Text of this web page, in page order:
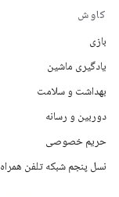
کاوش
بازی
یادگیری ماشین
بهداشت و سلامت
دوربین و رسانه
حریم خصوصی
نسل پنجم شبکه تلفن همراه